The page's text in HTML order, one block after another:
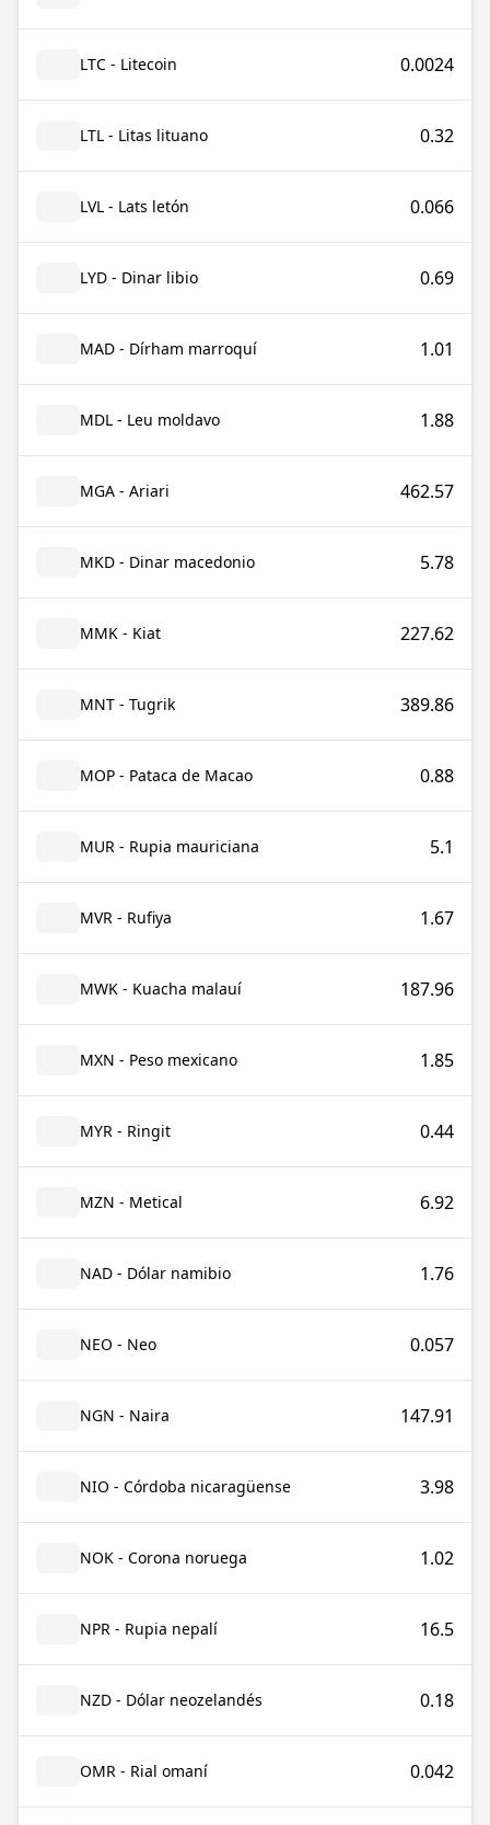
LTC - Litecoin 0.0024
LTL - Litas lituano 0.32
LVL - Lats letón 0.066
LYD - Dinar libio 0.69
MAD - Dírham marroquí 1.01
MDL - Leu moldavo 1.88
MGA - Ariari 462.57
MKD - Dinar macedonio 5.78
MMK - Kiat 227.62
MNT - Tugrik 389.86
MOP - Pataca de Macao 0.88
MUR - Rupia mauriciana 5.1
MVR - Rufiya 1.67
MWK - Kuacha malauí 187.96
MXN - Peso mexicano 1.85
MYR - Ringit 0.44
MZN - Metical 6.92
NAD - Dólar namibio 1.76
NEO - Neo 0.057
NGN - Naira 147.91
NIO - Córdoba nicaragüense 3.98
NOK - Corona noruega 1.02
NPR - Rupia nepalí 16.5
NZD - Dólar neozelandés 0.18
OMR - Rial omaní 0.042